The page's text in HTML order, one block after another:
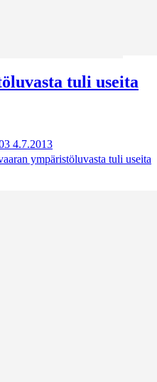
tuli useita
4.7.2013
ympäristöluvasta tuli useita